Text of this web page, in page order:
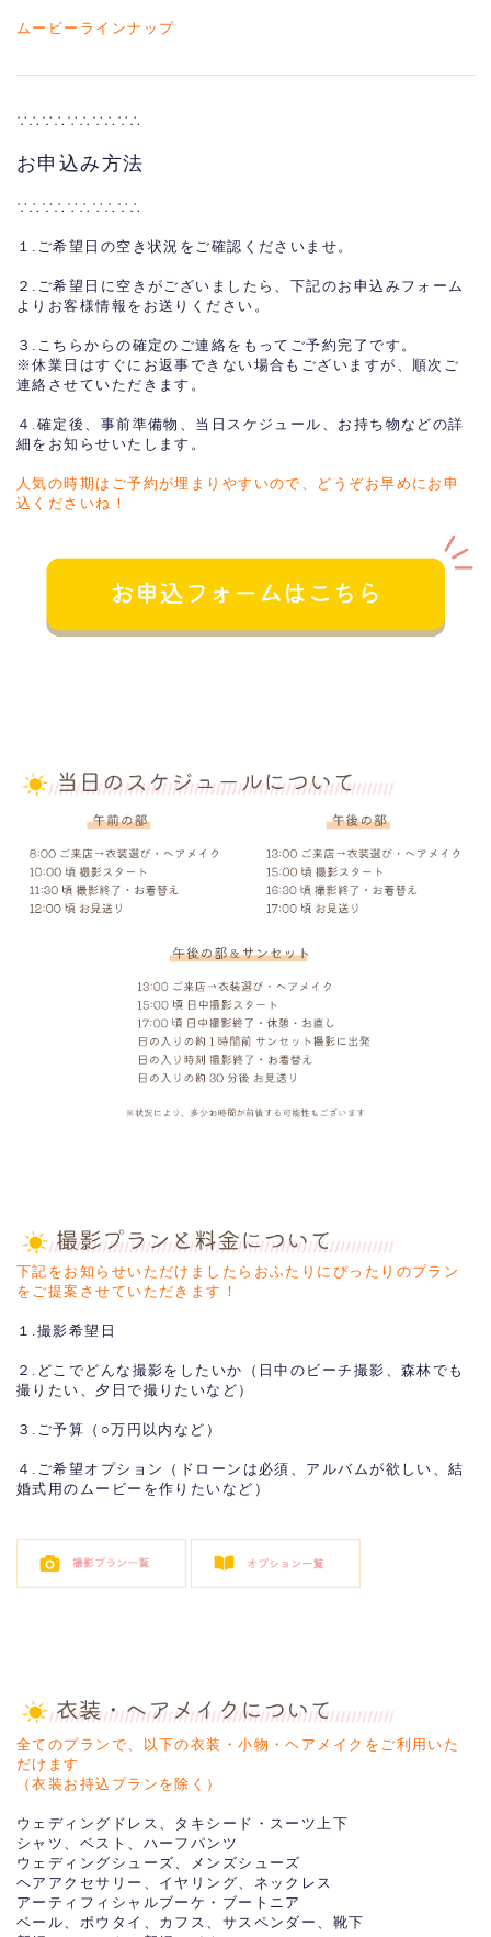
ムービーラインナップ
∵∴∵∴∵∴∵∴∵∴
お申込み方法
∵∴∵∴∵∴∵∴∵∴
１.ご希望日の空き状況をご確認くださいませ。
２.ご希望日に空きがございましたら、下記のお申込みフォーム
よりお客様情報をお送りください。
３.こちらからの確定のご連絡をもってご予約完了です。
※休業日はすぐにお返事できない場合もございますが、順次ご
連絡させていただきます。
４.確定後、事前準備物、当日スケジュール、お持ち物などの詳
細をお知らせいたします。
人気の時期はご予約が埋まりやすいので、どうぞお早めにお申
込くださいね！
下記をお知らせいただけましたらおふたりにぴったりのプラン
をご提案させていただきます！
１.撮影希望日
２.どこでどんな撮影をしたいか（日中のビーチ撮影、森林でも
撮りたい、夕日で撮りたいなど）
３.ご予算（○万円以内など）
４.ご希望オプション（ドローンは必須、アルバムが欲しい、結
婚式用のムービーを作りたいなど）
全てのプランで、以下の衣装・小物・ヘアメイクをご利用いた
だけます
（衣装お持込プランを除く）
ウェディングドレス、タキシード・スーツ上下
シャツ、ベスト、ハーフパンツ
ウェディングシューズ、メンズシューズ
ヘアアクセサリー、イヤリング、ネックレス
アーティフィシャルブーケ・ブートニア
ベール、ボウタイ、カフス、サスペンダー、靴下